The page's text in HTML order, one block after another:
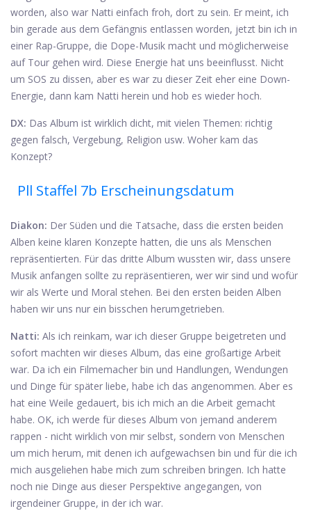
worden, also war Natti einfach froh, dort zu sein. Er meint, ich
bin gerade aus dem Gefängnis entlassen worden, jetzt bin ich in
einer Rap-Gruppe, die Dope-Musik macht und möglicherweise
auf Tour gehen wird. Diese Energie hat uns beeinflusst. Nicht
um SOS zu dissen, aber es war zu dieser Zeit eher eine Down-
Energie, dann kam Natti herein und hob es wieder hoch.
DX: Das Album ist wirklich dicht, mit vielen Themen: richtig
gegen falsch, Vergebung, Religion usw. Woher kam das
Konzept?
Pll Staffel 7b Erscheinungsdatum
Diakon: Der Süden und die Tatsache, dass die ersten beiden
Alben keine klaren Konzepte hatten, die uns als Menschen
repräsentierten. Für das dritte Album wussten wir, dass unsere
Musik anfangen sollte zu repräsentieren, wer wir sind und wofür
wir als Werte und Moral stehen. Bei den ersten beiden Alben
haben wir uns nur ein bisschen herumgetrieben.
Natti: Als ich reinkam, war ich dieser Gruppe beigetreten und
sofort machten wir dieses Album, das eine großartige Arbeit
war. Da ich ein Filmemacher bin und Handlungen, Wendungen
und Dinge für später liebe, habe ich das angenommen. Aber es
hat eine Weile gedauert, bis ich mich an die Arbeit gemacht
habe. OK, ich werde für dieses Album von jemand anderem
rappen - nicht wirklich von mir selbst, sondern von Menschen
um mich herum, mit denen ich aufgewachsen bin und für die ich
mich ausgeliehen habe mich zum schreiben bringen. Ich hatte
noch nie Dinge aus dieser Perspektive angegangen, von
irgendeiner Gruppe, in der ich war.